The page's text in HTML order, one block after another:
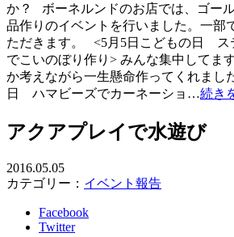
か？ ボーネルンドのお店では、ゴー
品作りのイベントを行いました。一部
ただきます。 <5月5日こどもの日 ス
でこいのぼり作り> みんな集中してま
か考えながら一生懸命作ってくれまし
日 ハマビーズでカーネーショ…続き
アクアプレイで水遊び
2016.05.05
カテゴリー： イベント報告
Facebook
Twitter